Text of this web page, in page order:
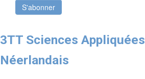
3TT Sciences Appliquées
Néerlandais